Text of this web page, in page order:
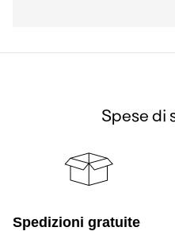
Spese di
Spedizioni gratuite